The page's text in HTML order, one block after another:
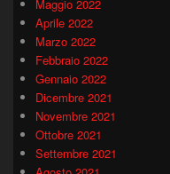
Maggio 2022
Aprile 2022
Marzo 2022
Febbraio 2022
Gennaio 2022
Dicembre 2021
Novembre 2021
Ottobre 2021
Settembre 2021